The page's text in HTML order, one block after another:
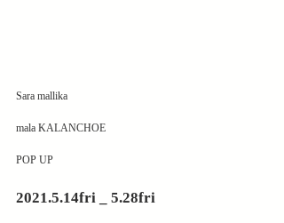
Sara mallika
mala KALANCHOE
POP UP
2021.5.14fri _ 5.28fri